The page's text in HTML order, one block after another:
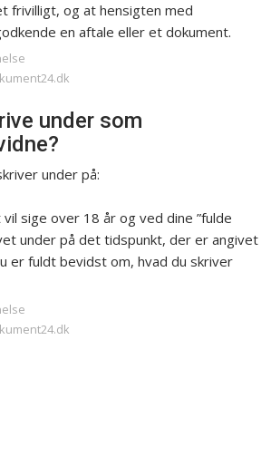
frivilligt, og at hensigten med
en aftale eller et dokument.
under som
under på:
sige over 18 år og ved dine ”fulde
under på det tidspunkt, der er angivet
er fuldt bevidst om, hvad du skriver